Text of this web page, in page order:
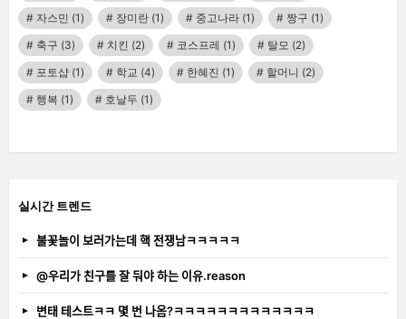
자스민 (1) 장미란 (1) 중고나라 (1) 짱구 (1)
축구 (3) 치킨 (2) 코스프레 (1) 탈모 (2)
포토샵 (1) 학교 (4) 한혜진 (1) 할머니 (2)
행복 (1) 호날두 (1)
실시간 트렌드
불꽃놀이 보러가는데 핵 전쟁남ㅋㅋㅋㅋㅋ
@우리가 친구를 잘 둬야 하는 이유.reason
변태 테스트ㅋㅋ 몇 번 나옴?ㅋㅋㅋㅋㅋㅋㅋㅋㅋㅋㅋㅋㅋ